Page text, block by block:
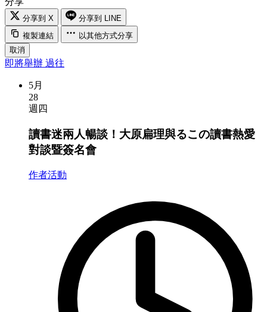
分享到 X
分享到 LINE
複製連結
以其他方式分享
取消
即將舉辦 過往
5月
28
週四
讀書迷兩人暢談！大原扁理與るこの讀書熱愛
對談暨簽名會
作者活動